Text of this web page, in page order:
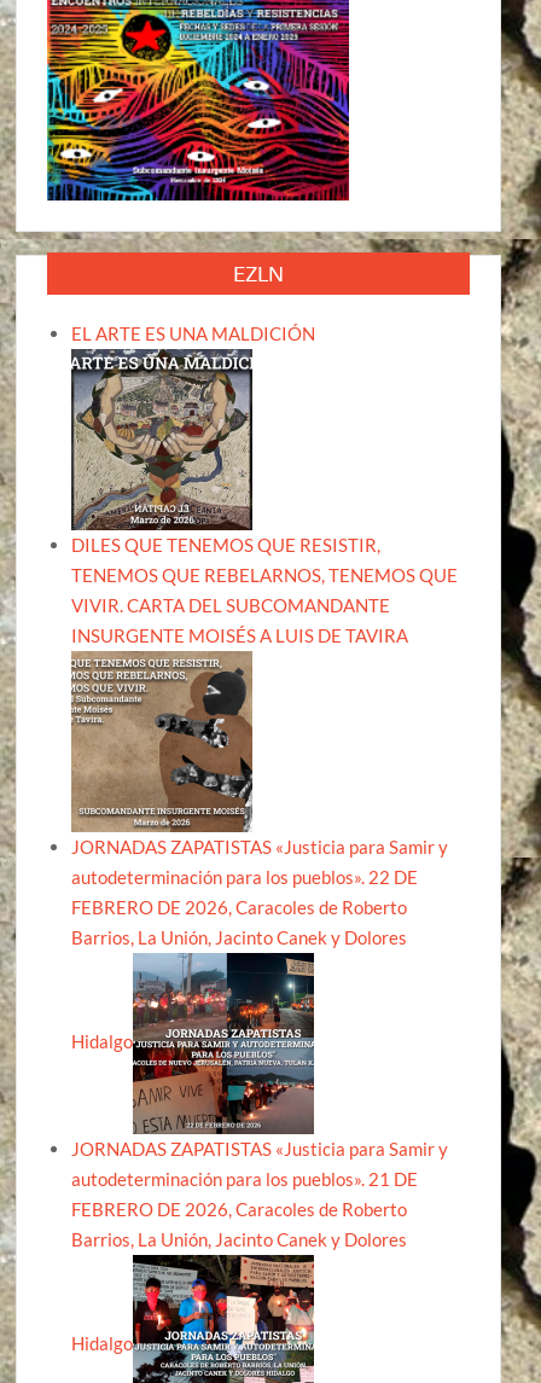
EZLN
EL ARTE ES UNA MALDICIÓN
DILES QUE TENEMOS QUE RESISTIR,
TENEMOS QUE REBELARNOS, TENEMOS QUE
VIVIR. CARTA DEL SUBCOMANDANTE
INSURGENTE MOISÉS A LUIS DE TAVIRA
JORNADAS ZAPATISTAS «Justicia para Samir y
autodeterminación para los pueblos». 22 DE
FEBRERO DE 2026, Caracoles de Roberto
Barrios, La Unión, Jacinto Canek y Dolores
Hidalgo
JORNADAS ZAPATISTAS «Justicia para Samir y
autodeterminación para los pueblos». 21 DE
FEBRERO DE 2026, Caracoles de Roberto
Barrios, La Unión, Jacinto Canek y Dolores
Hidalgo